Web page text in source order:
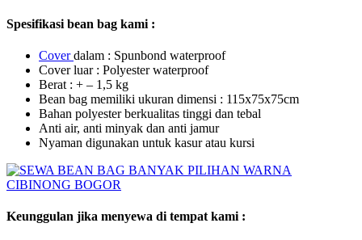
Spesifikasi bean bag kami :
Coverdalam : Spunbond waterproof
Cover luar : Polyester waterproof
Berat : + – 1,5 kg
Bean bag memiliki ukuran dimensi : 115x75x75cm
Bahan polyester berkualitas tinggi dan tebal
Anti air, anti minyak dan anti jamur
Nyaman digunakan untuk kasur atau kursi
Keunggulan jika menyewa di tempat kami :